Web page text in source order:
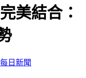
美結合：
日新聞